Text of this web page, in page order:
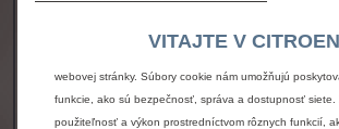
25 590 € bez DPH
Viac detailov
VITAJTE V CITROEN
webovej stránky. Súbory cookie nám umožňujú
funkcie, ako sú bezpečnosť, správa a dostupnosť siete.
použiteľnosť a výkon prostredníctvom rôznych funkcií,